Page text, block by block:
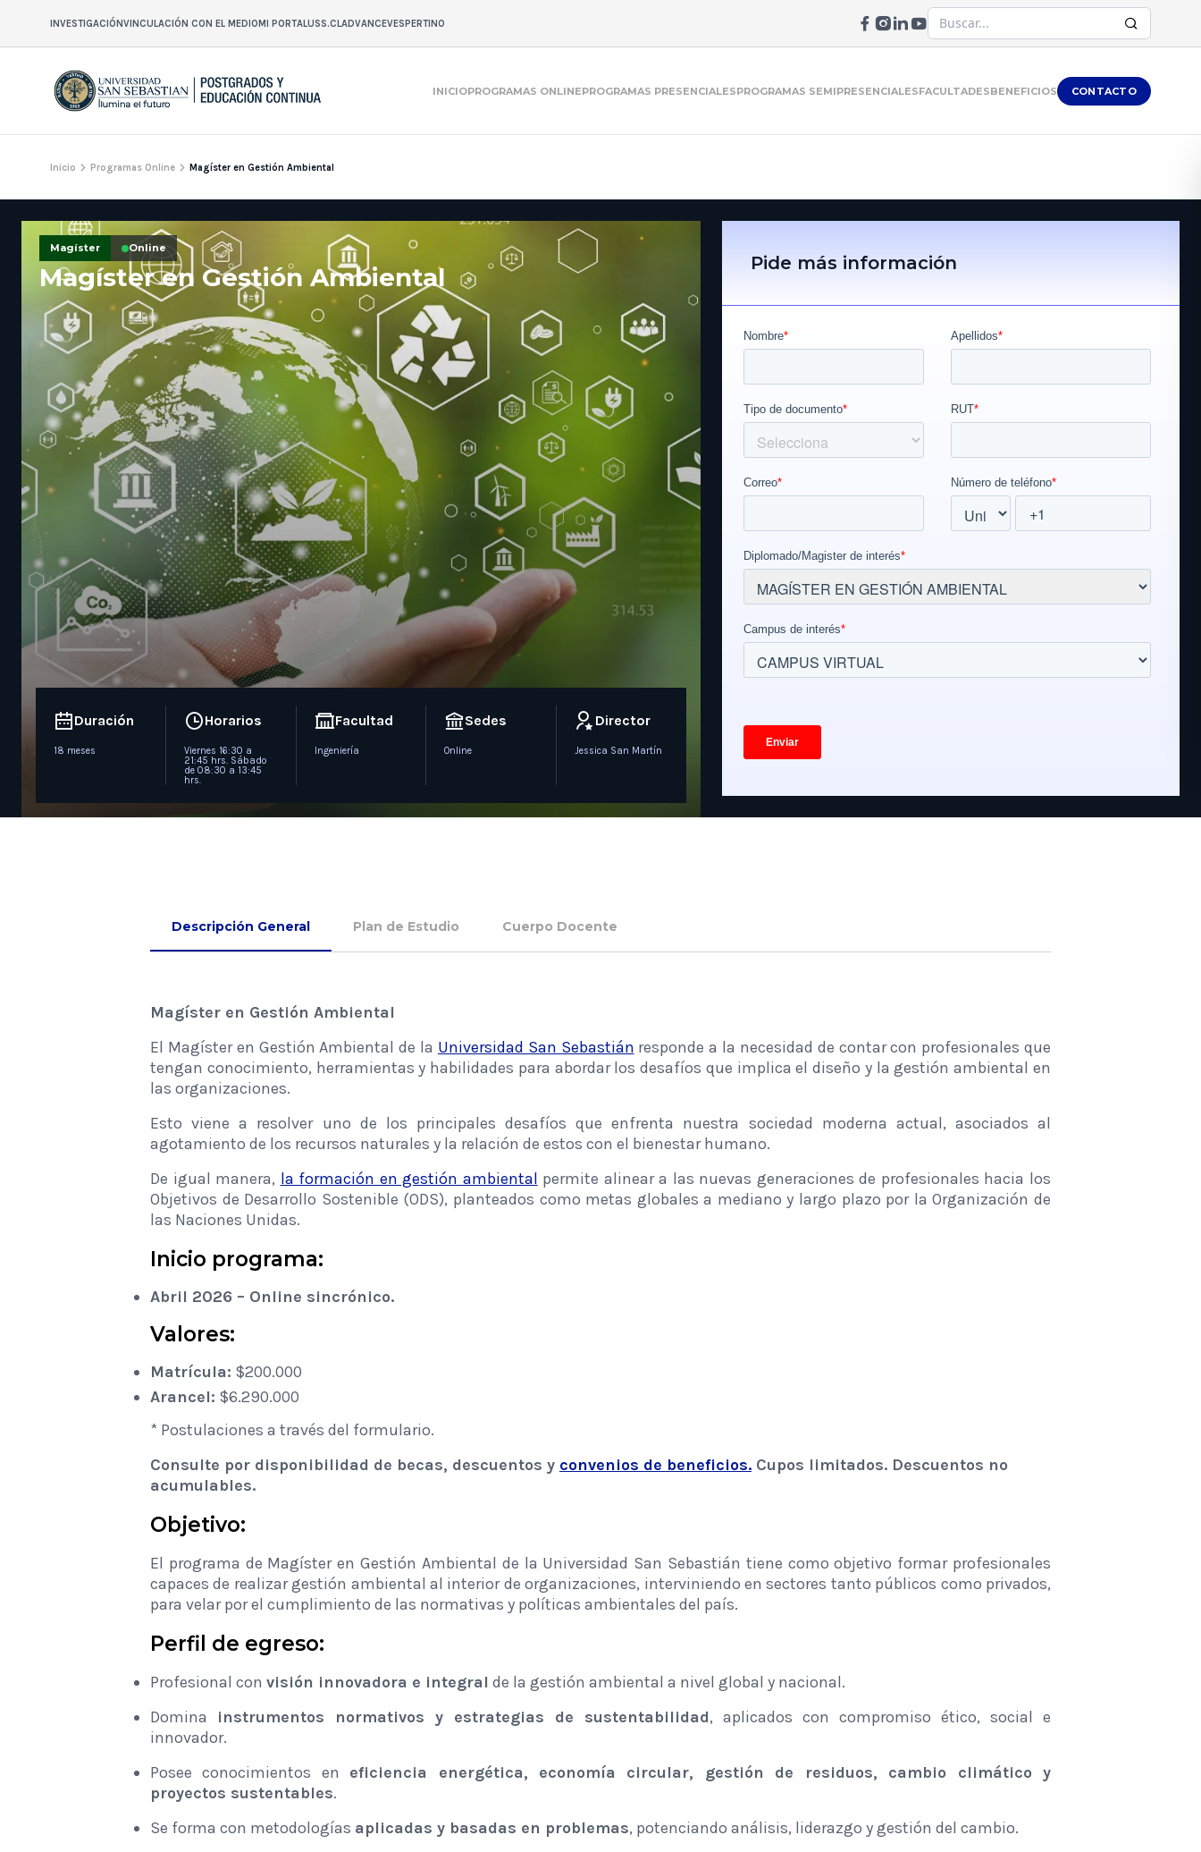
INVESTIGACIÓNVINCULACIÓN CON EL MEDIOMI PORTALUSS.CLADVANCEVESPERTINO
INICIOPROGRAMAS ONLINEPROGRAMAS PRESENCIALESPROGRAMAS SEMIPRESENCIALESFACULTADESBENEFICIOS CONTACTO
Inicio Programas Online Magíster en Gestión Ambiental
Magíster Online
Magíster en Gestión Ambiental
Duración
18 meses
Horarios
Viernes 16:30 a
21:45 hrs. Sábado
de 08:30 a 13:45
hrs.
Facultad
Ingeniería
Sedes
Online
Director
Jessica San Martín
Pide más información
Descripción General Plan de Estudio Cuerpo Docente
Magíster en Gestión Ambiental
El Magíster en Gestión Ambiental de la Universidad San Sebastián responde a la necesidad de contar con profesionales que
tengan conocimiento, herramientas y habilidades para abordar los desafíos que implica el diseño y la gestión ambiental en
las organizaciones.
Esto viene a resolver uno de los principales desafíos que enfrenta nuestra sociedad moderna actual, asociados al
agotamiento de los recursos naturales y la relación de estos con el bienestar humano.
De igual manera, la formación en gestión ambiental permite alinear a las nuevas generaciones de profesionales hacia los
Objetivos de Desarrollo Sostenible (ODS), planteados como metas globales a mediano y largo plazo por la Organización de
las Naciones Unidas.
Inicio programa:
Abril 2026 – Online sincrónico.
Valores:
Matrícula: $200.000
Arancel: $6.290.000
* Postulaciones a través del formulario.
Consulte por disponibilidad de becas, descuentos y convenios de beneficios. Cupos limitados. Descuentos no
acumulables.
Objetivo:
El programa de Magíster en Gestión Ambiental de la Universidad San Sebastián tiene como objetivo formar profesionales
capaces de realizar gestión ambiental al interior de organizaciones, interviniendo en sectores tanto públicos como privados,
para velar por el cumplimiento de las normativas y políticas ambientales del país.
Perfil de egreso:
Profesional con visión innovadora e integral de la gestión ambiental a nivel global y nacional.
Domina instrumentos normativos y estrategias de sustentabilidad, aplicados con compromiso ético, social e
innovador.
Posee conocimientos en eficiencia energética, economía circular, gestión de residuos, cambio climático y
proyectos sustentables.
Se forma con metodologías aplicadas y basadas en problemas, potenciando análisis, liderazgo y gestión del cambio.